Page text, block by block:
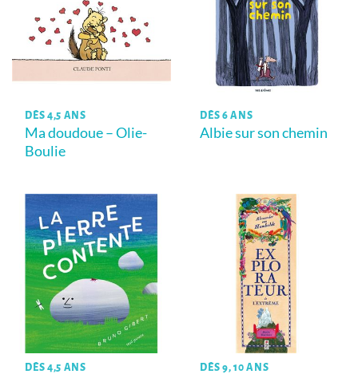
DÈS 4,5 ANS
Ma doudoue – Olie-
Boulie
DÈS 6 ANS
Albie sur son chemin
DÈS 4,5 ANS DÈS 9, 10 ANS